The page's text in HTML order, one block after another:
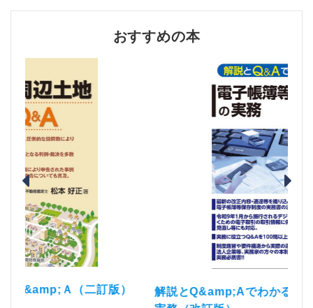
おすすめの本
解説とQ&amp;Aでわかる 電子帳簿等保存制度の